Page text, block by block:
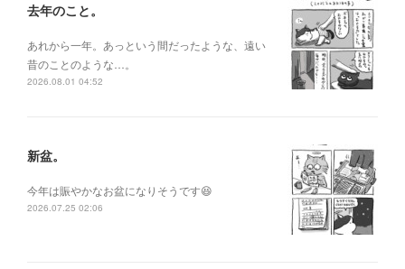
去年のこと。
あれから一年。あっという間だったような、遠い
昔のことのような…。
2026.08.01 04:52
新盆。
今年は賑やかなお盆になりそうです😆
2026.07.25 02:06